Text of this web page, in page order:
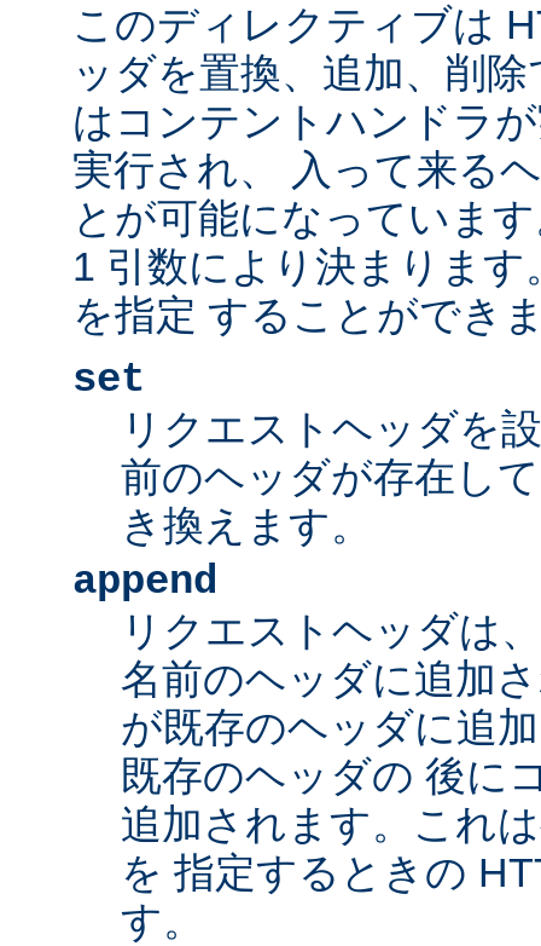
このディレクティブは
ッダを置換、追加、削
はコンテントハンドラ
実行され、 入って来る
とが可能になっていま
1 引数により決まりま
を指定 することができ
set
リクエストヘッダを
前のヘッダが存在し
き換えます。
append
リクエストヘッダは
名前のヘッダに追加
が既存のヘッダに追
既存のヘッダの 後に
追加されます。これ
を 指定するときの
す。